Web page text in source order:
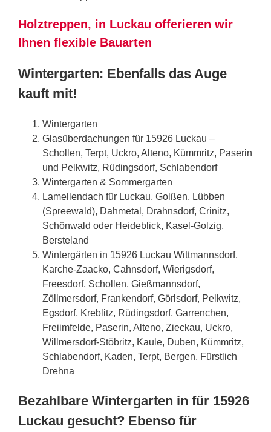
Holztreppen, in Luckau offerieren wir
Ihnen flexible Bauarten
Wintergarten: Ebenfalls das Auge
kauft mit!
Wintergarten
Glasüberdachungen für 15926 Luckau –
Schollen, Terpt, Uckro, Alteno, Kümmritz, Paserin
und Pelkwitz, Rüdingsdorf, Schlabendorf
Wintergarten & Sommergarten
Lamellendach für Luckau, Golßen, Lübben
(Spreewald), Dahmetal, Drahnsdorf, Crinitz,
Schönwald oder Heideblick, Kasel-Golzig,
Bersteland
Wintergärten in 15926 Luckau Wittmannsdorf,
Karche-Zaacko, Cahnsdorf, Wierigsdorf,
Freesdorf, Schollen, Gießmannsdorf,
Zöllmersdorf, Frankendorf, Görlsdorf, Pelkwitz,
Egsdorf, Kreblitz, Rüdingsdorf, Garrenchen,
Freiimfelde, Paserin, Alteno, Zieckau, Uckro,
Willmersdorf-Stöbritz, Kaule, Duben, Kümmritz,
Schlabendorf, Kaden, Terpt, Bergen, Fürstlich
Drehna
Bezahlbare Wintergarten in für 15926
Luckau gesucht? Ebenso für